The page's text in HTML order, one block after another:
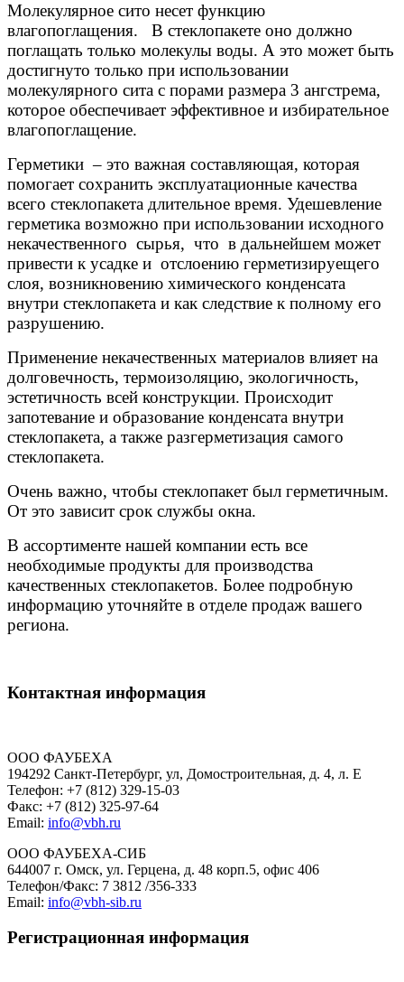
Молекулярное сито несет функцию
влагопоглащения. В стеклопакете оно должно
поглащать только молекулы воды. А это может быть
достигнуто только при использовании
молекулярного сита с порами размера 3 ангстрема,
которое обеспечивает эффективное и избирательное
влагопоглащение.
Герметики – это важная составляющая, которая
помогает сохранить эксплуатационные качества
всего стеклопакета длительное время. Удешевление
герметика возможно при использовании исходного
некачественного сырья, что в дальнейшем может
привести к усадке и отслоению герметизируещего
слоя, возникновению химического конденсата
внутри стеклопакета и как следствие к полному его
разрушению.
Применение некачественных материалов влияет на
долговечность, термоизоляцию, экологичность,
эстетичность всей конструкции. Происходит
запотевание и образование конденсата внутри
стеклопакета, а также разгерметизация самого
стеклопакета.
Очень важно, чтобы стеклопакет был герметичным.
От это зависит срок службы окна.
В ассортименте нашей компании есть все
необходимые продукты для производства
качественных стеклопакетов. Более подробную
информацию уточняйте в отделе продаж вашего
региона.
Контактная информация
ООО ФАУБЕХА
194292 Санкт-Петербург, ул, Домостроительная, д. 4, л. Е
Телефон: +7 (812) 329-15-03
Факс: +7 (812) 325-97-64
Email: info@vbh.ru
ООО ФАУБЕХА-СИБ
644007 г. Омск, ул. Герцена, д. 48 корп.5, офис 406
Телефон/Факс: 7 3812 /356-333
Email: info@vbh-sib.ru
Регистрационная информация